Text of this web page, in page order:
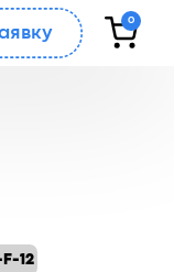
0
F-12